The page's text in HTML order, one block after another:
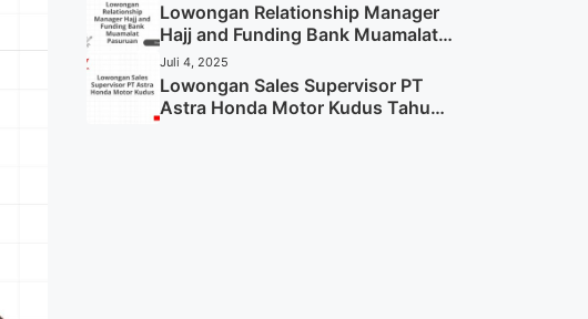
Lowongan Relationship Manager
Hajj and Funding Bank Muamalat
Pasuruan Tahun 2025 (Apply
Now)
Juli 4, 2025
Lowongan Sales Supervisor PT
Astra Honda Motor Kudus Tahun